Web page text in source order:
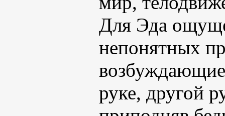
Для Эда
непонятных
руке, другой